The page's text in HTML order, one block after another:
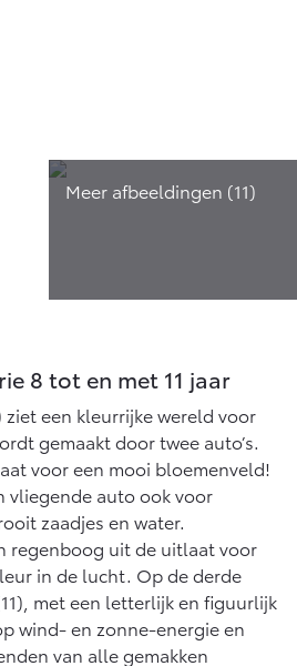
Vanaf € 56.570,-
8 tot en met 11 jaar
een kleurrijke wereld voor
gemaakt door twee auto’s.
voor een mooi bloemenveld!
vliegende auto ook voor
zaadjes en water.
regenboog uit de uitlaat voor
in de lucht. Op de derde
met een letterlijk en figuurlijk
wind- en zonne-energie en
van alle gemakken